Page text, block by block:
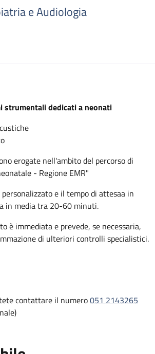
e Audiologia
strumentali dedicati a neonati
erogate nell'ambito del percorso di
- Regione EMR"
personalizzato e il tempo di attesaa in
in media tra 20-60 minuti.
è immediata e prevede, se necessaria,
di ulteriori controlli specialistici.
contattare il numero051 2143265